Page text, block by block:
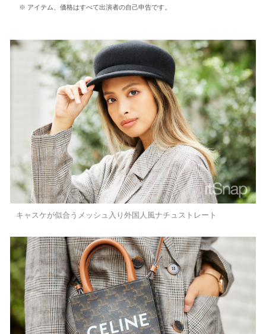
アイテム、価格はすべて出演者の自己申告です。
キャスケが似合うメッシュ入り外国人風ナチュストレート